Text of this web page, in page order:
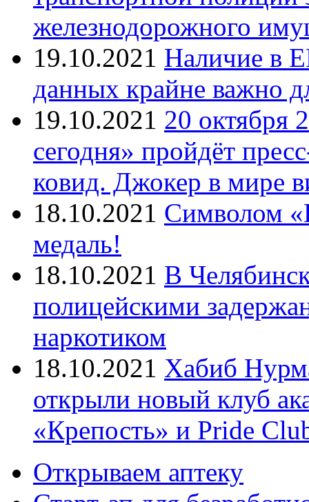
железнодорожного
19.10.2021 Наличие в
данных крайне важно
19.10.2021 20 октября
сегодня» пройдёт
ковид. Джокер в мире
18.10.2021 Символом
медаль!
18.10.2021 В
полицейскими
наркотиком
18.10.2021 Хабиб
открыли новый клуб
«Крепость» и Pride
Открываем аптеку